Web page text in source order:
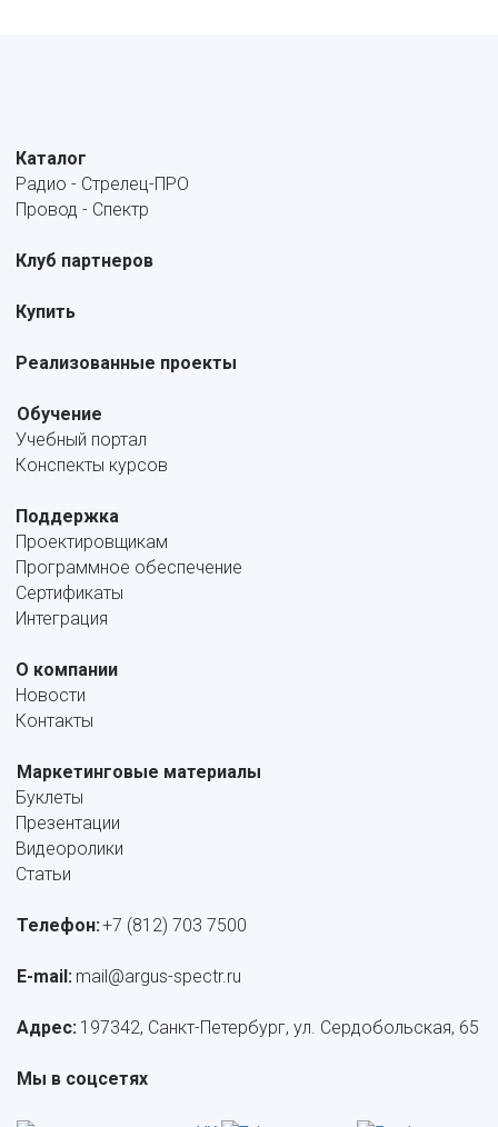
Каталог
Радио - Стрелец-ПРО
Провод - Спектр
Клуб партнеров
Купить
Реализованные проекты
Обучение
Учебный портал
Конспекты курсов
Поддержка
Проектировщикам
Программное обеспечение
Сертификаты
Интеграция
О компании
Новости
Контакты
Маркетинговые материалы
Буклеты
Презентации
Видеоролики
Статьи
Телефон:+7 (812) 703 7500
E-mail: mail@argus-spectr.ru
Адрес: 197342, Санкт-Петербург, ул. Сердобольская, 65
Мы в соцсетях